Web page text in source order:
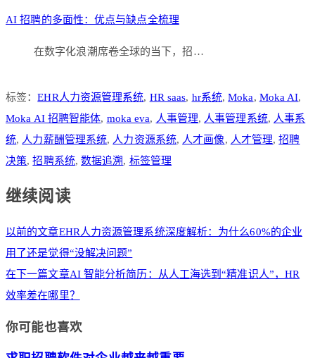
AI 招聘的多面性：优点与缺点全梳理
在数字化浪潮席卷全球的当下，招…
标签：EHR人力资源管理系统, HR saas, hr系统,Moka, Moka AI,
Moka AI 招聘智能体, moka eva, 人事管理, 人事管理系统, 人事系
统, 人力薪酬管理系统, 人力资源系统, 人才画像, 人才管理,招聘
决策,招聘系统,数据追溯, 标签管理
继续阅读
以前的文章EHR人力资源管理系统深度解析：为什么60%的企业
用了还是觉得“没解决问题”
在下一篇文章AI 智能分析简历：从人工海选到“精准识人”，HR
效率差在哪里？
你可能也喜欢